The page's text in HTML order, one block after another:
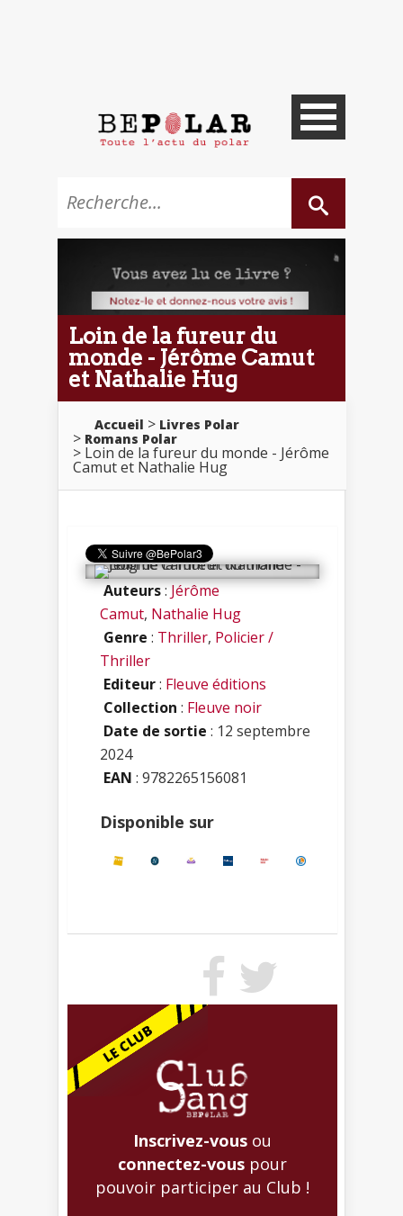
Loin de la fureur du
monde - Jérôme Camut
et Nathalie Hug
Accueil
Livres Polar
Romans Polar
Loin de la fureur du monde - Jérôme
Camut et Nathalie Hug
Auteurs: Jérôme
Camut, Nathalie Hug
Genre : Thriller, Policier /
Thriller
Editeur: Fleuve éditions
Collection : Fleuve noir
Date de sortie : 12 septembre
2024
EAN : 9782265156081
Disponible sur
Inscrivez-vous ou
connectez-vous pour
pouvoir participer au Club !